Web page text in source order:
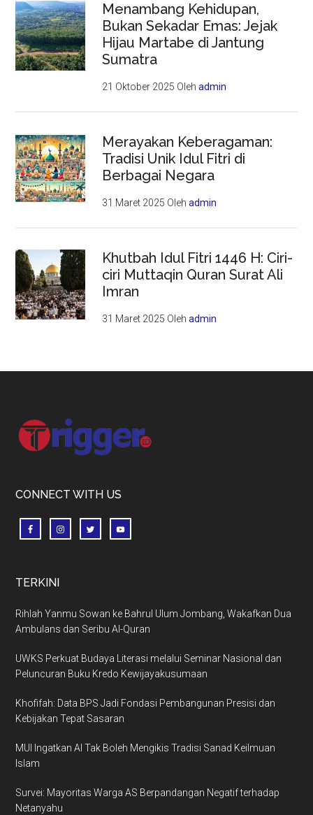
Menambang Kehidupan,
Bukan Sekadar Emas: Jejak
Hijau Martabe di Jantung
Sumatra
21 Oktober 2025 Olehadmin
Merayakan Keberagaman:
Tradisi Unik Idul Fitri di
Berbagai Negara
31 Maret 2025 Olehadmin
Khutbah Idul Fitri 1446 H: Ciri-
ciri Muttaqin Quran Surat Ali
Imran
31 Maret 2025 Olehadmin
Footer
CONNECT WITH US
TERKINI
Rihlah Yanmu Sowan ke Bahrul Ulum Jombang, Wakafkan Dua
Ambulans dan Seribu Al-Quran
UWKS Perkuat Budaya Literasi melalui Seminar Nasional dan
Peluncuran Buku Kredo Kewijayakusumaan
Khofifah: Data BPS Jadi Fondasi Pembangunan Presisi dan
Kebijakan Tepat Sasaran
MUI Ingatkan AI Tak Boleh Mengikis Tradisi Sanad Keilmuan
Islam
Survei: Mayoritas Warga AS Berpandangan Negatif terhadap
Netanyahu